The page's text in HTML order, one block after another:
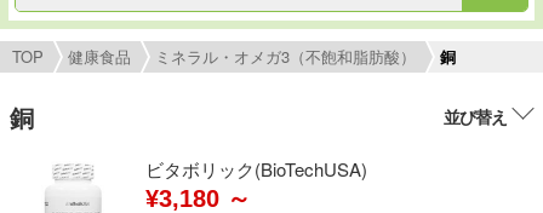
TOP 健康食品 ミネラル・オメガ3（不飽和脂肪酸） 銅
銅 並び替え
ビタボリック(BioTechUSA)
¥3,180 ～